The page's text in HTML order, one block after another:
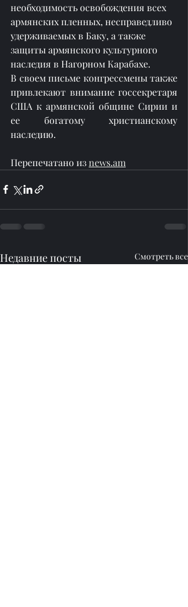
необходимость освобождения всех
армянских пленных, несправедливо
удерживаемых в Баку, а также
защиты армянского культурного
наследия в Нагорном Карабахе.
В своем письме конгрессмены также
привлекают внимание госсекретаря
США к армянской общине Сирии и
ее богатому христианскому
наследию.
Перепечатано из news.am
Недавние посты Смотреть все